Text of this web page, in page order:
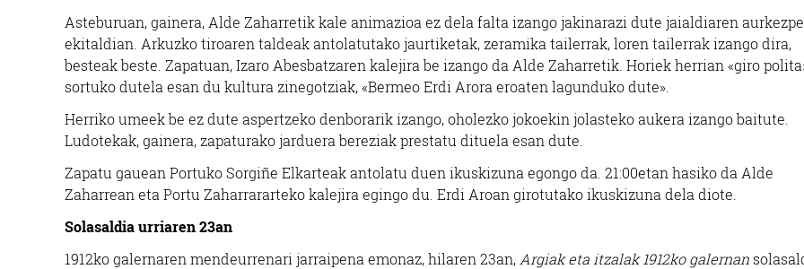
Asteburuan, gainera, Alde Zaharretik kale animazioa ez dela falta izango jakinarazi dute jaialdiaren
ekitaldian. Arkuzko tiroaren taldeak antolatutako jaurtiketak, zeramika tailerrak, loren tailerrak izango dira,
besteak beste. Zapatuan, Izaro Abesbatzaren kalejira be izango da Alde Zaharretik. Horiek herrian «giro
sortuko dutela esan du kultura zinegotziak, «Bermeo Erdi Arora eroaten lagunduko dute».
Herriko umeek be ez dute aspertzeko denborarik izango, oholezko jokoekin jolasteko aukera izango baitute.
Ludotekak, gainera, zapaturako jarduera bereziak prestatu dituela esan dute.
Zapatu gauean Portuko Sorgiñe Elkarteak antolatu duen ikuskizuna egongo da. 21:00etan hasiko da Alde
Zaharrean eta Portu Zaharrararteko kalejira egingo du. Erdi Aroan girotutako ikuskizuna dela diote.
Solasaldia urriaren 23an
1912ko galernaren mendeurrenari jarraipena emonaz, hilaren 23an, Argiak eta itzalak 1912ko galernan